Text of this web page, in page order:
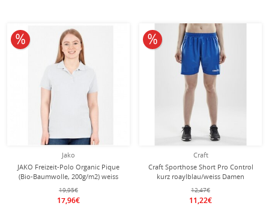
Jako
JAKO Freizeit-Polo Organic Pique
(Bio-Baumwolle, 200g/m2) weiss
Damen
19,95€
17,96€
10% reduziert
Craft
Craft Sporthose Short Pro Control
kurz roaylblau/weiss Damen
12,47€
11,22€
10% reduziert